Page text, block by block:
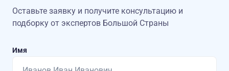
Оставьте заявку и получите консультацию и
подборку от экспертов Большой Страны
Имя